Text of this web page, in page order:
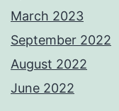
March 2023
September 2022
August 2022
June 2022